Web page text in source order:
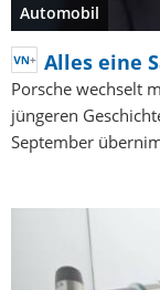
Automobil
Alles eine
Porsche wechselt
jüngeren
September